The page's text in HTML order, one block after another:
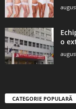
o
CATEGORIE POPULARĂ